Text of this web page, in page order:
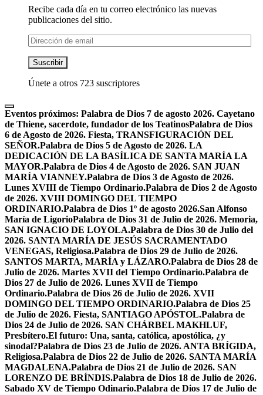
Recibe cada día en tu correo electrónico las nuevas
publicaciones del sitio.
Dirección
de
email
Suscribir
Únete a otros 723 suscriptores
Eventos próximos: Palabra de Dios 7 de agosto 2026. Cayetano
de Thiene, sacerdote, fundador de los TeatinosPalabra de Dios
6 de Agosto de 2026. Fiesta, TRANSFIGURACIÓN DEL
SEÑOR.Palabra de Dios 5 de Agosto de 2026. LA
DEDICACIÓN DE LA BASÍLICA DE SANTA MARÍA LA
MAYOR.Palabra de Dios 4 de Agosto de 2026. SAN JUAN
MARÍA VIANNEY.Palabra de Dios 3 de Agosto de 2026.
Lunes XVIII de Tiempo Ordinario.Palabra de Dios 2 de Agosto
de 2026. XVIII DOMINGO DEL TIEMPO
ORDINARIO.Palabra de Dios 1º de agosto 2026.San Alfonso
María de LigorioPalabra de Dios 31 de Julio de 2026. Memoria,
SAN IGNACIO DE LOYOLA.Palabra de Dios 30 de Julio del
2026. SANTA MARÍA DE JESÚS SACRAMENTADO
VENEGAS, Religiosa.Palabra de Dios 29 de Julio de 2026.
SANTOS MARTA, MARÍA y LÁZARO.Palabra de Dios 28 de
Julio de 2026. Martes XVII del Tiempo Ordinario.Palabra de
Dios 27 de Julio de 2026. Lunes XVII de Tiempo
Ordinario.Palabra de Dios 26 de Julio de 2026. XVII
DOMINGO DEL TIEMPO ORDINARIO.Palabra de Dios 25
de Julio de 2026. Fiesta, SANTIAGO APÓSTOL.Palabra de
Dios 24 de Julio de 2026. SAN CHÁRBEL MAKHLUF,
Presbítero.El futuro: Una, santa, católica, apostólica, ¿y
sinodal?Palabra de Dios 23 de Julio de 2026. ANTA BRÍGIDA,
Religiosa.Palabra de Dios 22 de Julio de 2026. SANTA MARÍA
MAGDALENA.Palabra de Dios 21 de Julio de 2026. SAN
LORENZO DE BRÍNDIS.Palabra de Dios 18 de Julio de 2026.
Sabado XV de Tiempo Odinario.Palabra de Dios 17 de Julio de